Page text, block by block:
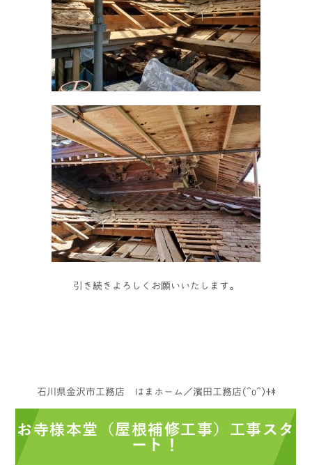
引き続きよろしくお願いいたします。
石川県金沢市工務店 はまホーム／濱田工務店(^o^)+*
お寺様本堂（屋根補修工事）工事スタ
ート！